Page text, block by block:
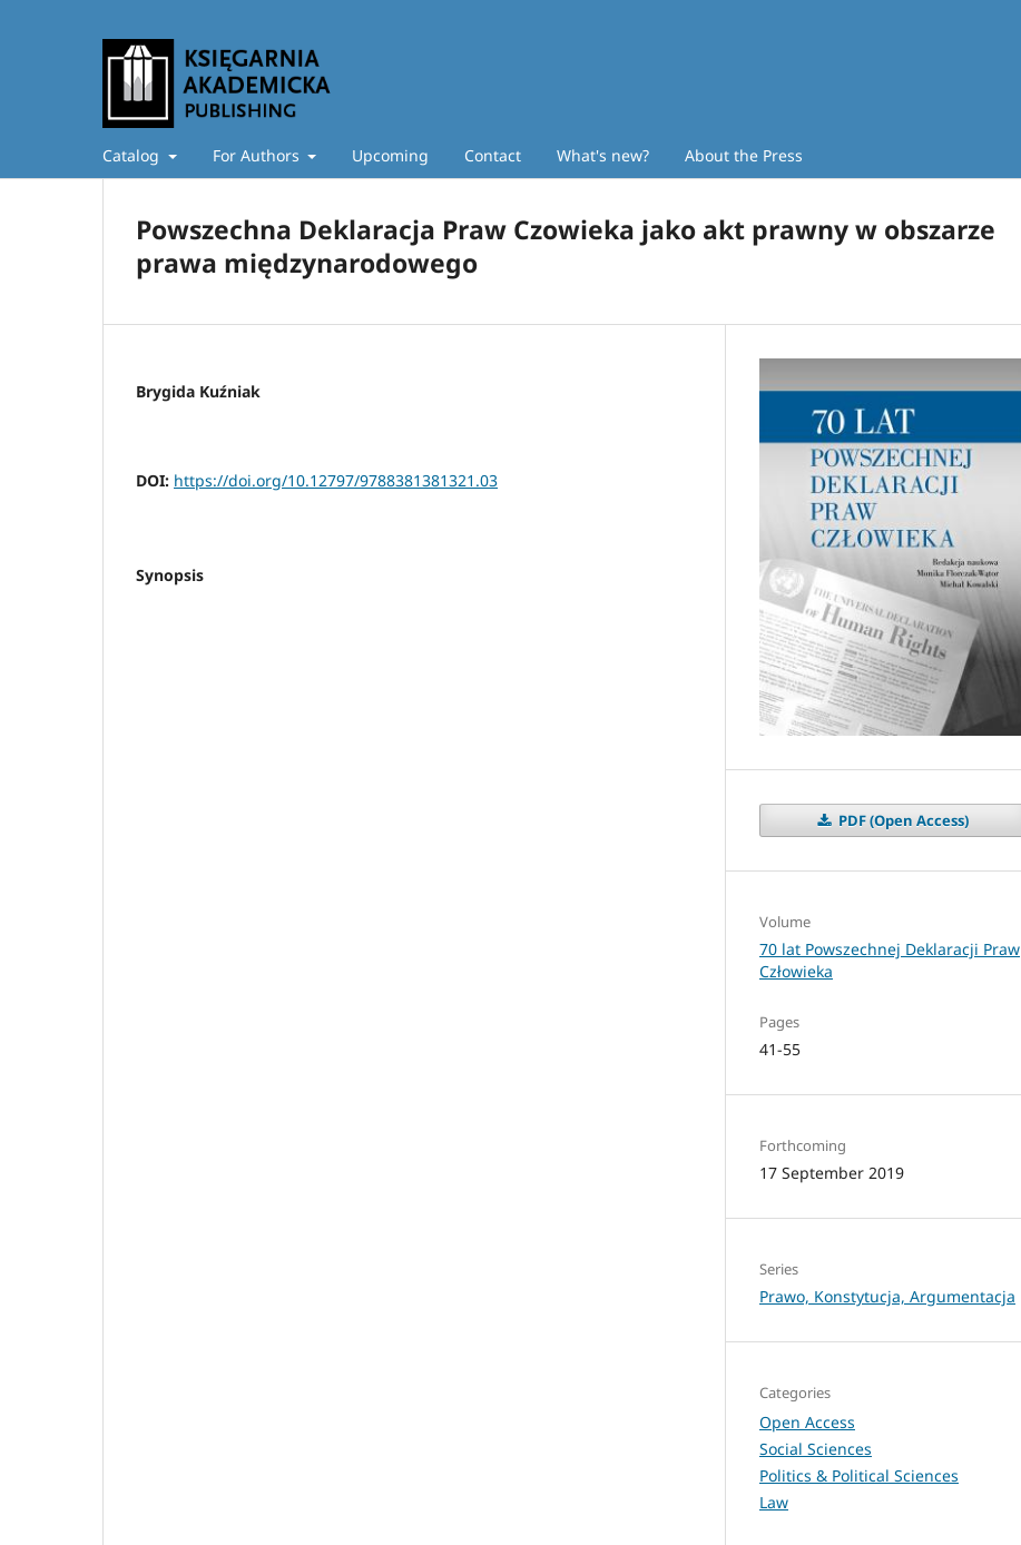
Catalog For Authors Upcoming Contact What's new? About the Press
Powszechna Deklaracja Praw Czowieka jako akt prawny w obszarze
prawa międzynarodowego
Brygida Kuźniak
DOI: https://doi.org/10.12797/9788381381321.03
Synopsis
PDF (Open Access)
Volume
70 lat Powszechnej Deklaracji Praw
Człowieka
Pages
41-55
Forthcoming
17 September 2019
Series
Prawo, Konstytucja, Argumentacja
Categories
Open Access
Social Sciences
Politics & Political Sciences
Law